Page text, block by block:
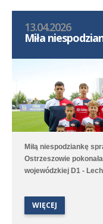
13.04.2026
Miła
Miłą niespodziankę
Ostrzeszowie
wojewódzkiej D1 -
pierwsi objęli
zespół przegrał na
gola dla Polonii strzelił
WIĘCEJ